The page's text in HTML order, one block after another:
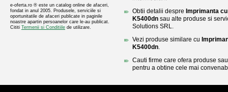
e-oferta.ro ® este un catalog online de afaceri,
fondat in anul 2005. Produsele, serviciile si
oportunitatile de afaceri publicate in paginile
noastre apartin persoanelor care le-au publicat.
Cititi Termenii si Conditiile de utilizare.
Obtii detalii despre Imprimanta
K5400dn sau alte produse si
Solutions SRL.
Vezi produse similare cu
K5400dn.
Cauti firme care ofera produse
pentru a obtine cele mai